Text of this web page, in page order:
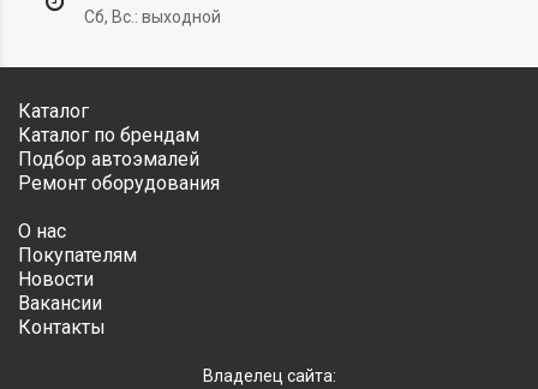
Сб, Вс.: выходной
Каталог
Каталог по брендам
Подбор автоэмалей
Ремонт оборудования
О нас
Покупателям
Новости
Вакансии
Контакты
Владелец сайта: